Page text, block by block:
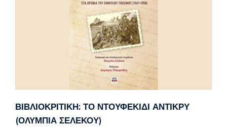
ΒΙΒΛΙΟΚΡΙΤΙΚΉ: ΤΟ ΝΤΟΥΦΕΚΊΔΙ ΑΝΤΊΚΡΥ
(ΟΛΥΜΠΊΑ ΣΕΛΈΚΟΥ)